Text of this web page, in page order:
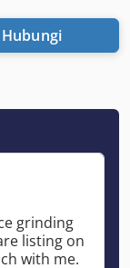
Hubungi